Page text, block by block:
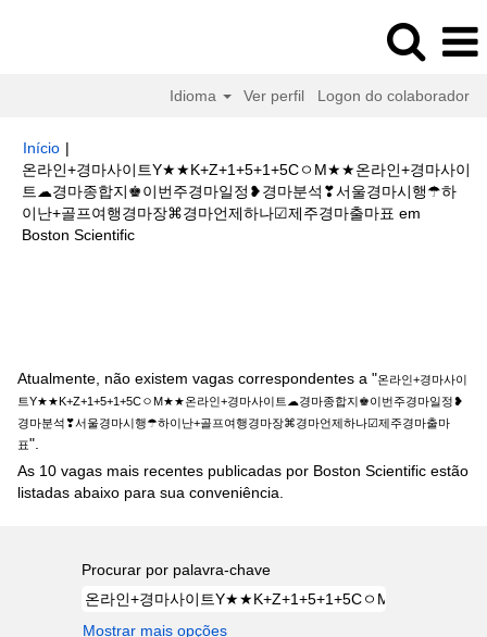
Idioma Ver perfil Logon do colaborador
Início |
온라인+경마사이트Y★★K+Z+1+5+1+5CㅇM★★온라인+경마사이
트☁경마종합지♚이번주경마일정❥경마분석❣서울경마시행☂하
이난+골프여행경마장⌘경마언제하나☑제주경마출마표 em
Boston Scientific(página
Atualmente, não existem vagas correspondentes a "온라인+경마사이
트Y★★K+Z+1+5+1+5CㅇM★★온라인+경마사이트☁경마종합지♚이번주경마일정❥
경마분석❣서울경마시행☂하이난+골프여행경마장⌘경마언제하나☑제주경마출마
표".
As 10 vagas mais recentes publicadas por Boston Scientific estão
listadas abaixo para sua conveniência.
Procurar por palavra-chave
Mostrar mais opções